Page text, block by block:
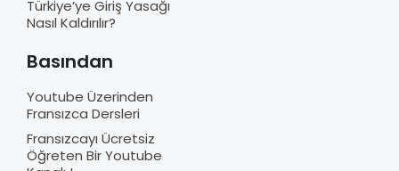
Türkiye’ye Giriş Yasağı
Nasıl Kaldırılır?
Basından
Youtube Üzerinden
Fransızca Dersleri
Fransızcayı Ücretsiz
Öğreten Bir Youtube